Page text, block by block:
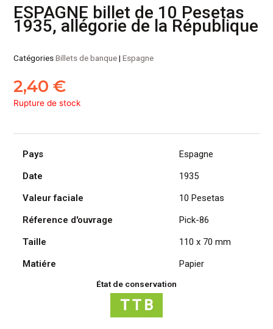
ESPAGNE billet de 10 Pesetas
1935, allégorie de la République
CatégoriesBillets de banque|Espagne
2,40€
Rupture de stock
Pays
Espagne
Date
1935
Valeur faciale
10 Pesetas
Réference d'ouvrage
Pick-86
Taille
110 x 70 mm
Matiére
Papier
État de conservation